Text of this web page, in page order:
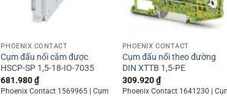
PHOENIX CONTACT
Cụm đấu nối cắm được
HSCP-SP 1,5-18-IO-7035
681.980₫
Phoenix Contact 1569965 | Cụm
PHOENIX CONTACT
Cụm đấu nối theo đường
DIN XTTB 1,5-PE
309.920₫
Phoenix Contact 1641230 |